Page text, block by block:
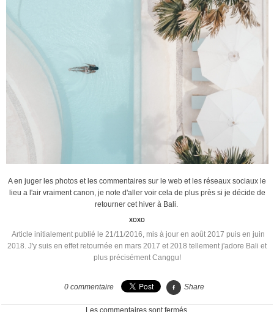
A en juger les photos et les commentaires sur le web et les réseaux sociaux le
lieu a l'air vraiment canon, je note d'aller voir cela de plus près si je décide de
retourner cet hiver à Bali.
xoxo
Article initialement publié le 21/11/2016, mis à jour en août 2017 puis en juin
2018. J'y suis en effet retournée en mars 2017 et 2018 tellement j'adore Bali et
plus précisément Canggu!
0 commentaire Share
Les commentaires sont fermés.